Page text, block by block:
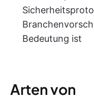
Bedeutung ist
Arten von